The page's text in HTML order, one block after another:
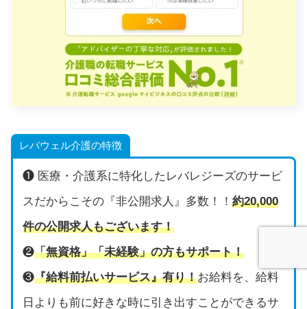
レバウェル介護の特徴
❶ 医療・介護系に特化したレバレジーズのサービ
スだからこその『非公開求人』多数！！ 約20,000
件の公開求人もございます！
❷「無資格」「未経験」の方もサポート！
❸『給料前払いサービス』有り！お給料を、給料
日よりも前に好きな時に引き出すことができるサ